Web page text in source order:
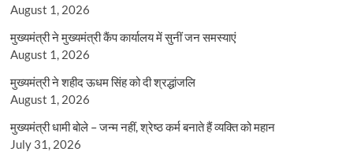
August 1, 2026
मुख्यमंत्री ने मुख्यमंत्री कैंप कार्यालय में सुनीं जन समस्याएं
August 1, 2026
मुख्यमंत्री ने शहीद ऊधम सिंह को दी श्रद्धांजलि
August 1, 2026
मुख्यमंत्री धामी बोले – जन्म नहीं, श्रेष्ठ कर्म बनाते हैं व्यक्ति को महान
July 31, 2026